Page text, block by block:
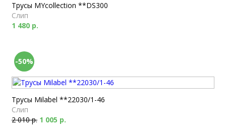
Трусы MYcollection **DS300
Слип
1 480 р.
-50%
Трусы Milabel **22030/1-46
Слип
2 010 р. 1 005 р.